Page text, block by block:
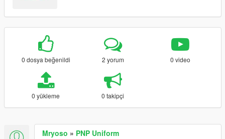
0 dosya beğenildi 2 yorum 0 video
0 yükleme 0 takipçi
Mryoso » PNP Uniform